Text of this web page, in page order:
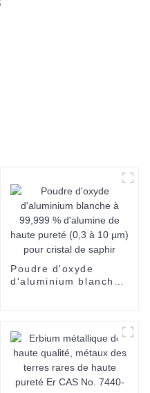
Poudre d'oxyde
d'aluminium blanche
de saphir